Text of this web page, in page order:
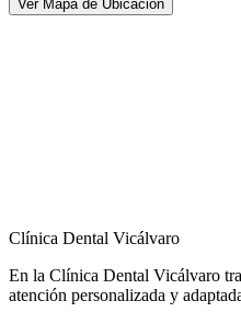
Ver Mapa de Ubicación
Clínica Dental Vicálvaro
En la Clínica Dental Vicálvaro
atención personalizada y